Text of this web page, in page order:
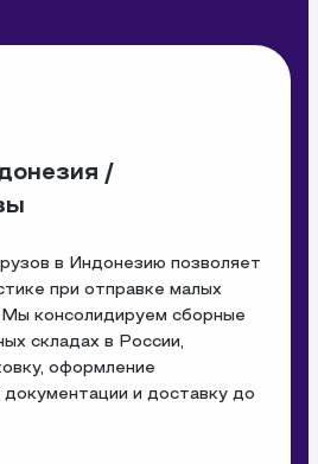
/
в Индонезию позволяет
при отправке малых
Мы консолидируем сборные
складах в России,
оформление
и доставку до